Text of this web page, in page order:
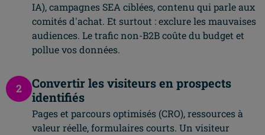
IA), campagnes SEA ciblées, contenu qui parle aux
comités d'achat. Et surtout : exclure les mauvaises
audiences. Le trafic non-B2B coûte du budget et
pollue vos données.
2
Convertir les visiteurs en prospects
identifiés
Pages et parcours optimisés (CRO), ressources à
valeur réelle, formulaires courts. Un visiteur